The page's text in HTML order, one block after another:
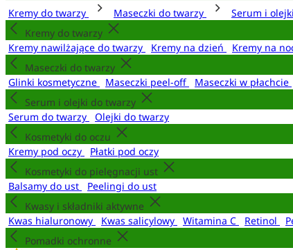
Kremy do twarzy
Maseczki do twarzy Serum i
Kremy do twarzy
Kremy nawilżające do twarzy
Kremy na dzień Kremy na
Maseczki do twarzy
Glinki kosmetyczne
Maseczki peel-off Maseczki w płachcie
Serum i olejki do twarzy
Serum do twarzy
Olejki do twarzy
Kosmetyki do oczu
Kremy pod oczy
Płatki pod oczy
Kosmetyki do pielęgnacji ust
Balsamy do ust
Peelingi do ust
Kwasy i składniki aktywne
Kwas hialuronowy
Kwas salicylowy Witamina C Retinol
Pomadki ochronne